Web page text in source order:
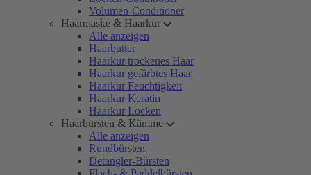
Volumen-Conditioner
Haarmaske & Haarkur
Alle anzeigen
Haarbutter
Haarkur trockenes Haar
Haarkur gefärbtes Haar
Haarkur Feuchtigkeit
Haarkur Keratin
Haarkur Locken
Haarbürsten & Kämme
Alle anzeigen
Rundbürsten
Detangler-Bürsten